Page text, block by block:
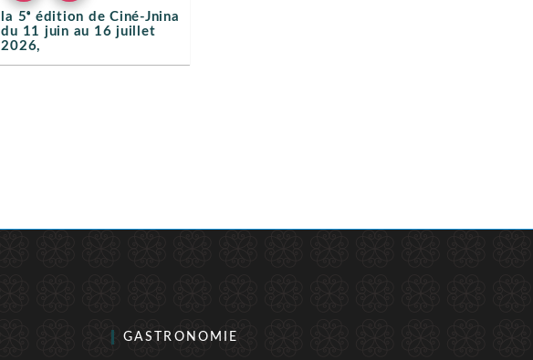
la 5ᵉ édition de Ciné-Jnina
du 11 juin au 16 juillet
2026,
GASTRONOMIE